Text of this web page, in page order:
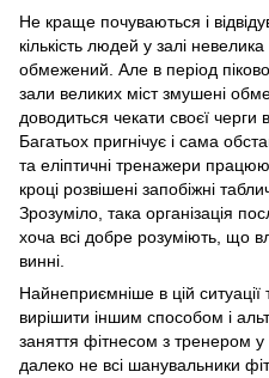
Не краще почуваються і
кількість людей у залі
обмежений. Але в період
зали великих міст змушені
доводиться чекати своєї черги
Багатьох пригнічує і сама
та еліптичні тренажери
кроці розвішені запобіжні
Зрозуміло, така організація
хоча всі добре розуміють, що
винні.
Найнеприємніше в цій
вирішити іншим способом і
заняття фітнесом з тренером у
далеко не всі шанувальники